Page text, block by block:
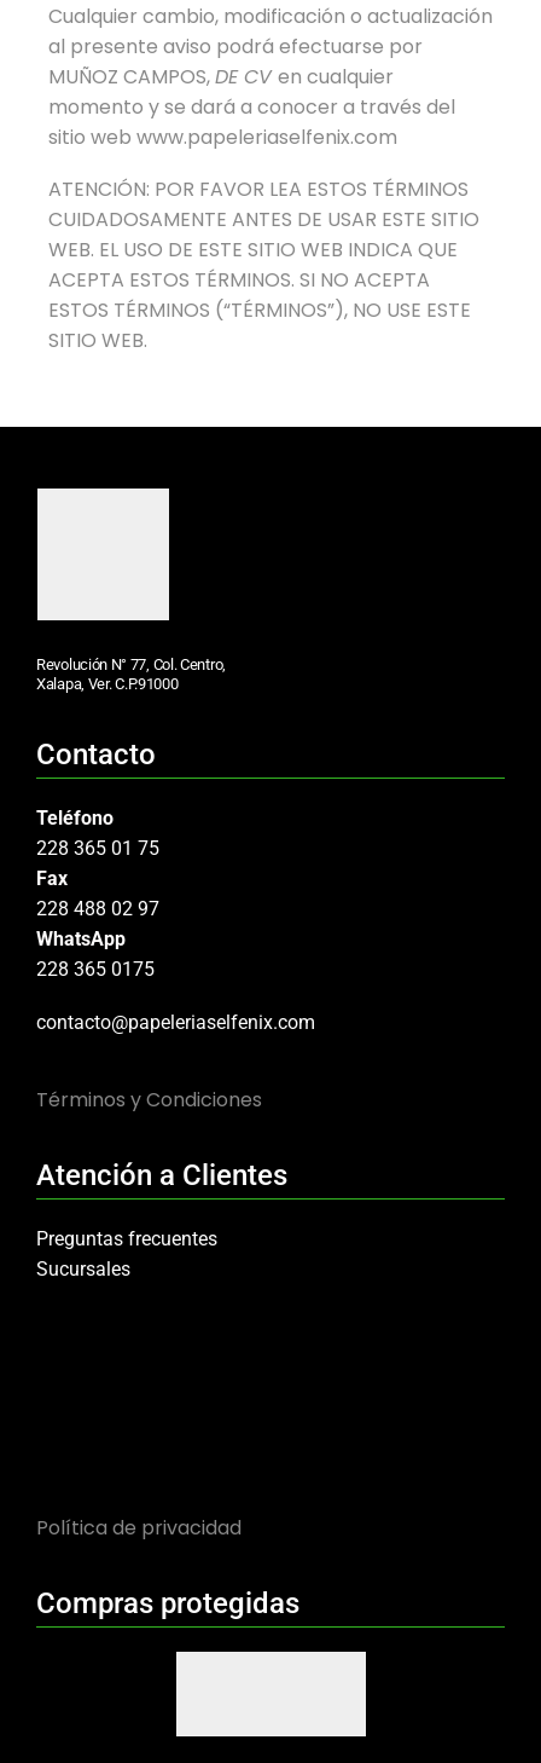
Cualquier cambio, modificación o actualización
al presente aviso podrá efectuarse por
MUÑOZ CAMPOS,DE CVen cualquier
momento y se dará a conocer a través del
sitio web www.papeleriaselfenix.com
ATENCIÓN: POR FAVOR LEA ESTOS TÉRMINOS
CUIDADOSAMENTE ANTES DE USAR ESTE SITIO
WEB. EL USO DE ESTE SITIO WEB INDICA QUE
ACEPTA ESTOS TÉRMINOS. SI NO ACEPTA
ESTOS TÉRMINOS (“TÉRMINOS”), NO USE ESTE
SITIO WEB.
Revolución N° 77, Col. Centro,
Xalapa, Ver. C.P.91000
Contacto
Teléfono
228 365 01 75
Fax
228 488 02 97
WhatsApp
228 365 0175
contacto@papeleriaselfenix.com
Términos y Condiciones
Atención a Clientes
Preguntas frecuentes
Sucursales
Política de privacidad
Compras protegidas